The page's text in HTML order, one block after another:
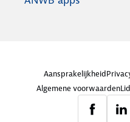
Aansprakelijkheid
Algemene voorwaarden